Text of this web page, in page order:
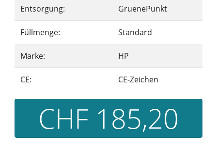
Entsorgung: GruenePunkt
Füllmenge: Standard
Marke: HP
CE: CE-Zeichen
CHF 185,20